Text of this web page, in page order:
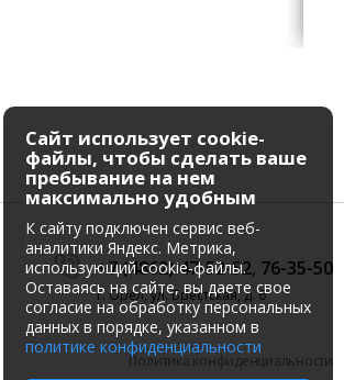
+7 (4862) 47-52-52, 76-35-50
г. Орёл, ул. Брестская, д. 6
Политика конфиденциальности
Сайт использует cookie-
файлы, чтобы сделать ваше
пребывание на нем
максимально удобным
К cайту подключен сервис веб-
аналитики Яндекс. Метрика,
использующий cookie-файлы.
Оставаясь на сайте, вы даете свое
согласие на обработку персональных
данных в порядке, указанном в
политике конфиденциальности